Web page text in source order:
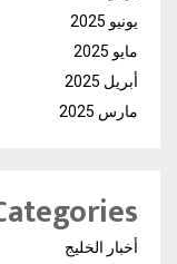
يونيو 2025
مايو 2025
أبريل 2025
مارس 2025
أخبار الخليج